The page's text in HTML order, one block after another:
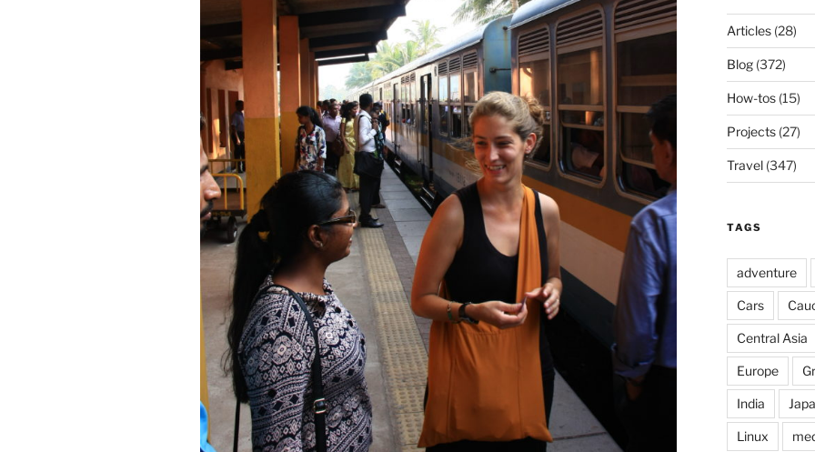
Articles(28)
Blog(372)
How-tos(15)
Projects(27)
Travel(347)
TAGS
adventure
Cars
Central Asia
Europe
India
Linux